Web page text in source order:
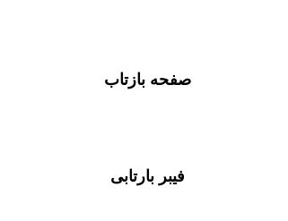
صفحه بازتاب
فیبر بارتابی